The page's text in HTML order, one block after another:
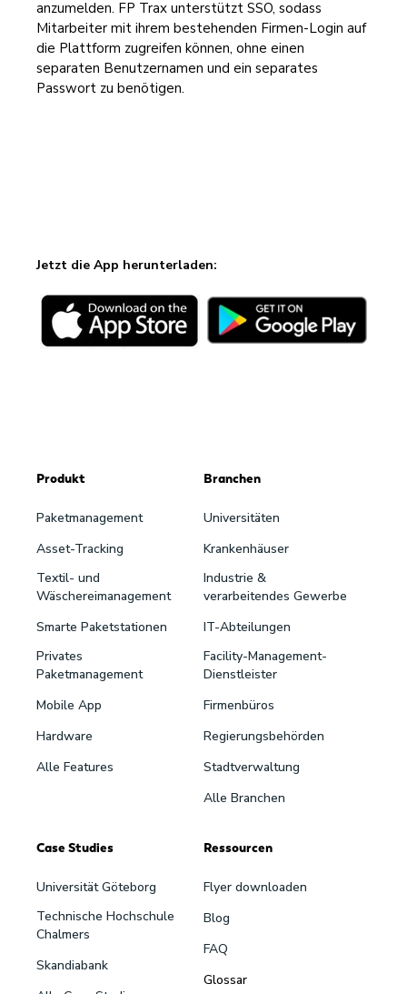
anzumelden. FP Trax unterstützt SSO, sodass
Mitarbeiter mit ihrem bestehenden Firmen-Login auf
die Plattform zugreifen können, ohne einen
separaten Benutzernamen und ein separates
Passwort zu benötigen.
Jetzt die App herunterladen:
Produkt
Paketmanagement
Asset-Tracking
Textil- und
Wäschereimanagement
Smarte Paketstationen
Privates
Paketmanagement
Mobile App
Hardware
Alle Features
Branchen
Universitäten
Krankenhäuser
Industrie &
verarbeitendes Gewerbe
IT-Abteilungen
Facility-Management-
Dienstleister
Firmenbüros
Regierungsbehörden
Stadtverwaltung
Alle Branchen
Case Studies
Universität Göteborg
Technische Hochschule
Chalmers
Skandiabank
Ressourcen
Flyer downloaden
Blog
FAQ
Glossar